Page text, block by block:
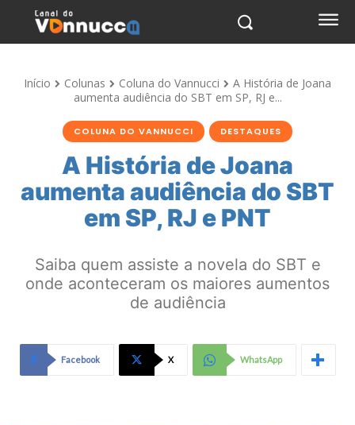
Início Colunas Coluna do Vannucci
A História de Joana
aumenta audiência do SBT em SP, RJ e...
COLUNA DO VANNUCCI DESTAQUES
A História de Joana
aumenta audiência do SBT
em SP, RJ e PNT
Saiba quem assiste a novela do SBT e
onde aconteceram os maiores aumentos
de audiência
Facebook X WhatsApp